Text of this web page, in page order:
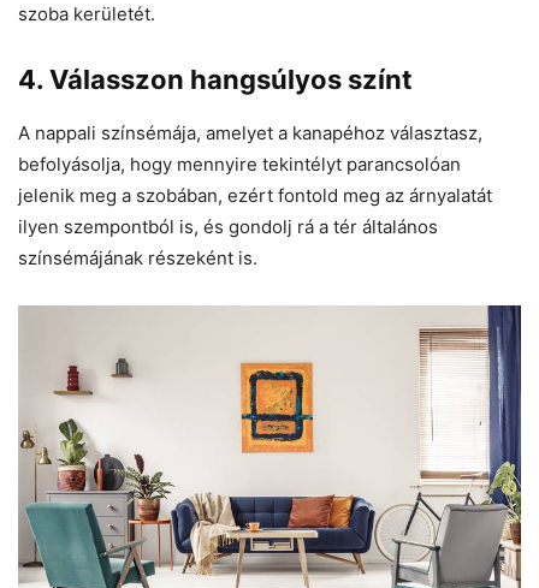
szoba kerületét.
4. Válasszon hangsúlyos színt
A nappali színsémája, amelyet a kanapéhoz választasz,
befolyásolja, hogy mennyire tekintélyt parancsolóan
jelenik meg a szobában, ezért fontold meg az árnyalatát
ilyen szempontból is, és gondolj rá a tér általános
színsémájának részeként is.